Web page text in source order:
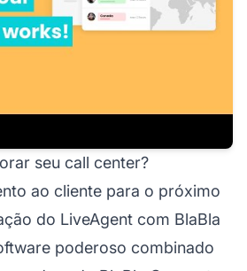
seu call center?
ao cliente para o próximo
do LiveAgent com BlaBla
poderoso combinado